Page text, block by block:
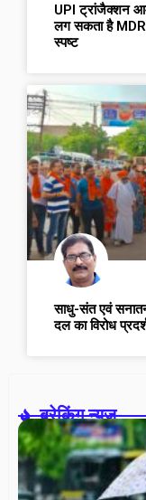
UPI ट्रांजैक्शन आम
लग सकता है MDR
स्पष्ट
साधु-संत एवं
दल का विरोध
ब्रेकिंग न्यूज़-